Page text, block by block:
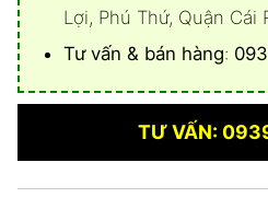
Lợi, Phú Thứ, Quận Cái
Tư vấn & bán hàng:
TƯ VẤN: